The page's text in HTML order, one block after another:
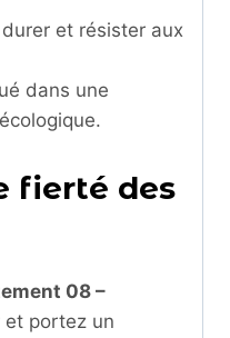
et résister aux
dans une
fierté des
08 –
et portez un